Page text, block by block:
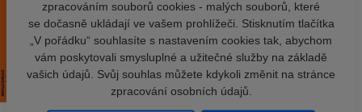
zpracováním souborů cookies - malých souborů, které
se dočasně ukládají ve vašem prohlížeči. Stisknutím tlačítka
„V pořádku“ souhlasíte s nastavením cookies tak, abychom
vám poskytovali smysluplné a užitečné služby na základě
vašich údajů. Svůj souhlas můžete kdykoli změnit na stránce
zpracování osobních údajů.